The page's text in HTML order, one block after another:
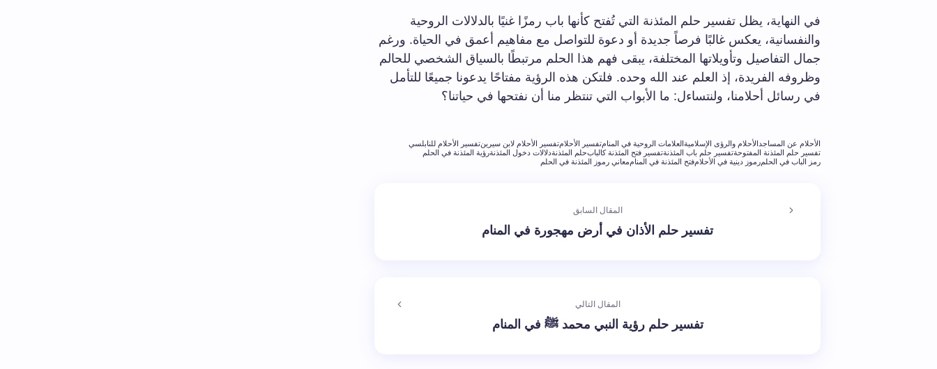
في النهاية، يظل تفسير حلم المئذنة التي تُفتح كأنها باب رمزًا غنيًا بالدلالات الروحية
والنفسانية، يعكس غالبًا فرصاً جديدة أو دعوة للتواصل مع مفاهيم أعمق في الحياة. ورغم
جمال التفاصيل وتأويلاتها المختلفة، يبقى فهم هذا الحلم مرتبطًا بالسياق الشخصي للحالم
وظروفه الفريدة، إذ العلم عند الله وحده. فلتكن هذه الرؤية مفتاحًا يدعونا جميعًا للتأمل
في رسائل أحلامنا، ولنتساءل: ما الأبواب التي تنتظر منا أن نفتحها في حياتنا؟
الأحلام عن المساجد الأحلام والرؤى الإسلاميةالعلامات الروحية في المنامتفسير الأحلامتفسير الأحلام لابن سيرينتفسير الأحلام للنابلسي
تفسير حلم المئذنة المفتوحةتفسير حلم باب المئذنةتفسير فتح المئذنة كالبابحلم المئذنةدلالات دخول المئذنةرؤية المئذنة في الحلم
رمز الباب في الحلمرموز دينية في الأحلامفتح المئذنة في المناممعاني رموز المئذنة في الحلم
المقال السابق
تفسير حلم الأذان في أرض مهجورة في المنام
المقال التالي
تفسير حلم رؤية النبي محمد ﷺ في المنام